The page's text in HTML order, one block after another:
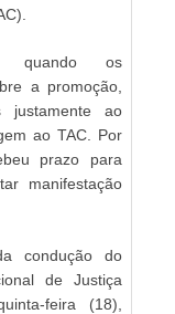
quando os
a promoção,
justamente ao
ao TAC. Por
prazo para
manifestação
condução do
de Justiça
feira (18),